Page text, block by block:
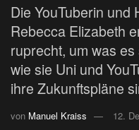
Die YouTuberin und
Rebecca Elizabeth
ruprecht, um was
wie sie Uni und
ihre Zukunftspläne
von Manuel Kraiss 12.